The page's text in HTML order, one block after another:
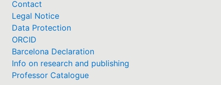
Contact
Legal Notice
Data Protection
ORCID
Barcelona Declaration
Info on research and publishing
Professor Catalogue